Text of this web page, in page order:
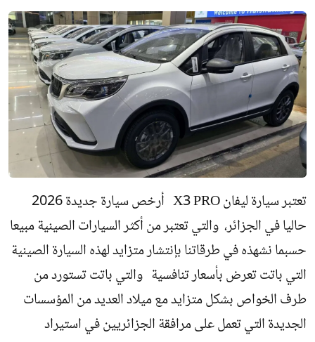
تعتبر سيارة ليفان X3 PRO أرخص سيارة جديدة 2026
حاليا في الجزائر، والتي تعتبر من أكثر السيارات الصينية مبيعا
حسبما نشهذه في طرقاتنا بإنتشار متزايد لهذه السيارة الصينية
التي باتت تعرض بأسعار تنافسية والتي باتت تستورد من
طرف الخواص بشكل متزايد مع ميلاد العديد من المؤسسات
الجديدة التي تعمل على مرافقة الجزائريين في استيراد